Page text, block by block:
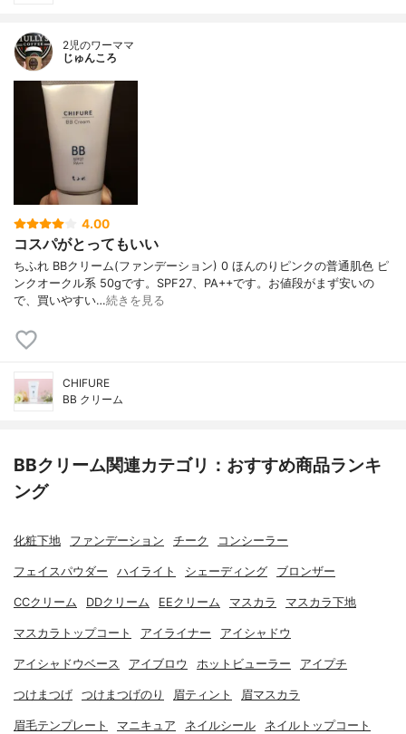
2児のワーママ
じゅんころ
4.00
コスパがとってもいい
ちふれ BBクリーム(ファンデーション) 0 ほんのりピンクの普通肌色 ピ
ンクオークル系 50gです。SPF27、PA++です。お値段がまず安いの
で、買いやすい…続きを見る
CHIFURE
BB クリーム
BBクリーム関連カテゴリ：おすすめ商品ランキ
ング
化粧下地 ファンデーション チーク コンシーラー
フェイスパウダー ハイライト シェーディング ブロンザー
CCクリーム DDクリーム EEクリーム マスカラ マスカラ下地
マスカラトップコート アイライナー アイシャドウ
アイシャドウベース アイブロウ ホットビューラー アイプチ
つけまつげ つけまつげのり 眉ティント 眉マスカラ
眉毛テンプレート マニキュア ネイルシール ネイルトップコート